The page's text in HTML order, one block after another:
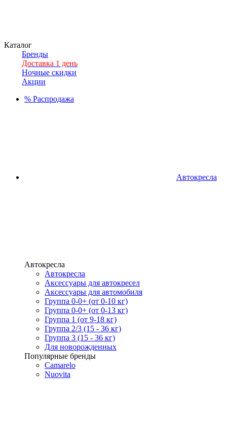
Каталог
Бренды
Доставка 1 день
Ночные скидки
Акции
% Распродажа
Автокресла
Автокресла
Автокресла
Аксессуары для автокресел
Аксессуары для автомобиля
Группа 0-0+ (от 0-10 кг)
Группа 0-0+ (от 0-13 кг)
Группа 1 (от 9-18 кг)
Группа 2/3 (15 - 36 кг)
Группа 3 (15 - 36 кг)
Для новорожденных
Популярные бренды
Camarelo
Nuovita